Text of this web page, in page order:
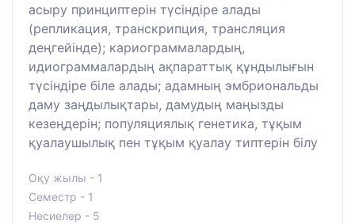
асыру принциптерін түсіндіре алады
(репликация, транскрипция, трансляция
деңгейінде); кариограммалардың,
идиограммалардың ақпараттық құндылығын
түсіндіре біле алады; адамның эмбриональды
даму заңдылықтары, дамудың маңызды
кезеңдерін; популяциялық генетика, тұқым
қуалаушылық пен тұқым қуалау типтерін білу
Оқу жылы - 1
Семестр - 1
Несиелер - 5